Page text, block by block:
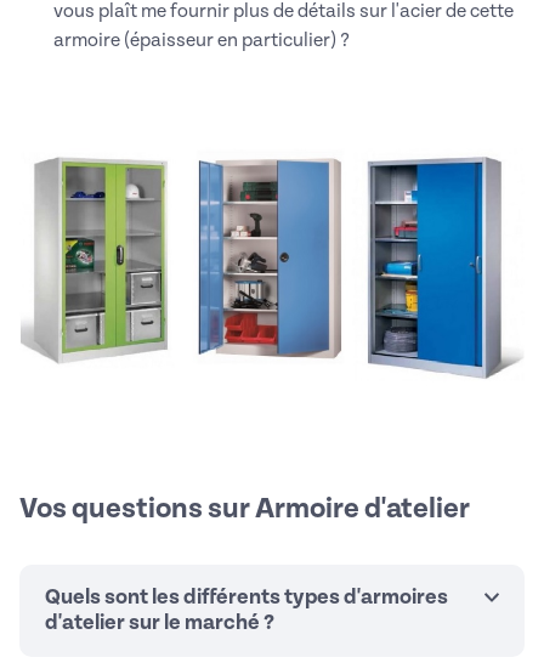
vous plaît me fournir plus de détails sur l'acier de cette
armoire (épaisseur en particulier) ?
Vos questions sur Armoire d'atelier
Quels sont les différents types d'armoires
d'atelier sur le marché ?